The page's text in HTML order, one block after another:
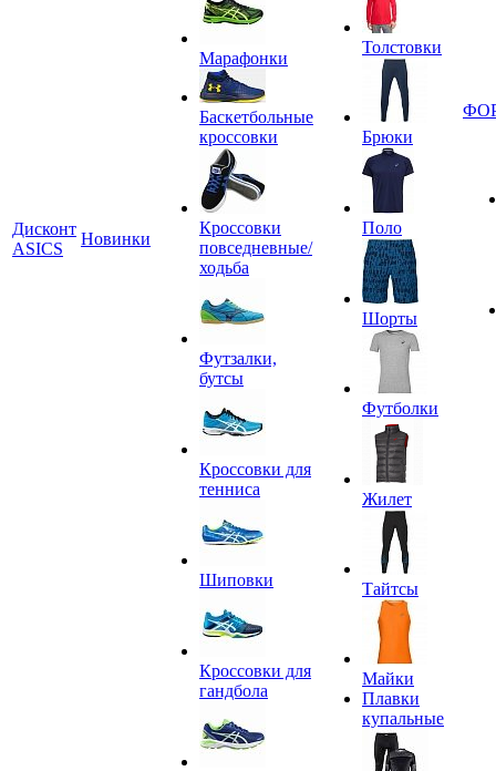
Дисконт
ASICS
Новинки
Марафонки
Баскетбольные
кроссовки
Кроссовки
повседневные/
ходьба
Футзалки,
бутсы
Кроссовки для
тенниса
Шиповки
Кроссовки для
гандбола
Толстовки
Брюки
Поло
Шорты
Футболки
Жилет
Тайтсы
Майки
Плавки
купальные